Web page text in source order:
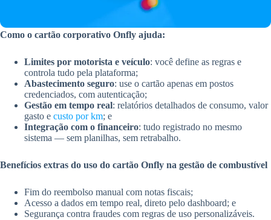
Como o cartão corporativo Onfly ajuda:
Limites por motorista e veículo: você define as regras e
controla tudo pela plataforma;
Abastecimento seguro: use o cartão apenas em postos
credenciados, com autenticação;
Gestão em tempo real: relatórios detalhados de consumo, valor
gasto e custo por km; e
Integração com o financeiro: tudo registrado no mesmo
sistema — sem planilhas, sem retrabalho.
Benefícios extras do uso do cartão Onfly na gestão de combustível
Fim do reembolso manual com notas fiscais;
Acesso a dados em tempo real, direto pelo dashboard; e
Segurança contra fraudes com regras de uso personalizáveis.